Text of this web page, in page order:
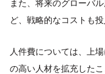
また、将来のグローバ
ど、戦略的なコストも投
人件費については、上
の高い人材を拡充した